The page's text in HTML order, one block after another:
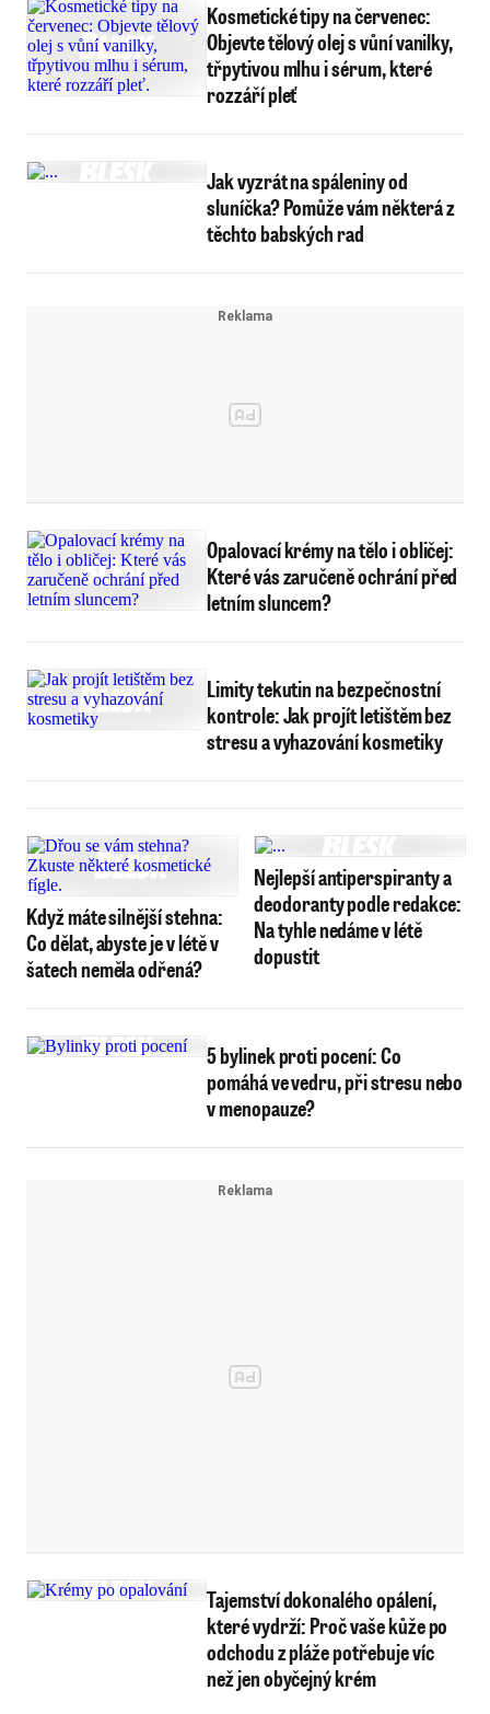
Kosmetické tipy na červenec:
Objevte tělový olej s vůní vanilky,
třpytivou mlhu i sérum, které
rozzáří pleť
Jak vyzrát na spáleniny od
sluníčka? Pomůže vám některá z
těchto babských rad
Opalovací krémy na tělo i obličej:
Které vás zaručeně ochrání před
letním sluncem?
Limity tekutin na bezpečnostní
kontrole: Jak projít letištěm bez
stresu a vyhazování kosmetiky
Když máte silnější stehna:
Co dělat, abyste je v létě v
šatech neměla odřená?
Nejlepší antiperspiranty a
deodoranty podle redakce:
Na tyhle nedáme v létě
dopustit
5 bylinek proti pocení: Co
pomáhá ve vedru, při stresu nebo
v menopauze?
Tajemství dokonalého opálení,
které vydrží: Proč vaše kůže po
odchodu z pláže potřebuje víc
než jen obyčejný krém